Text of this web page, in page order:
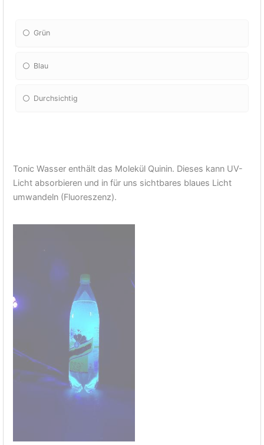
Grün
Blau
Durchsichtig
Tonic Wasser enthält das Molekül Quinin. Dieses kann UV-
Licht absorbieren und in für uns sichtbares blaues Licht
umwandeln (Fluoreszenz).